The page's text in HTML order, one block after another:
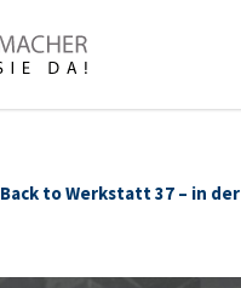
Back to Werkstatt 37 – in